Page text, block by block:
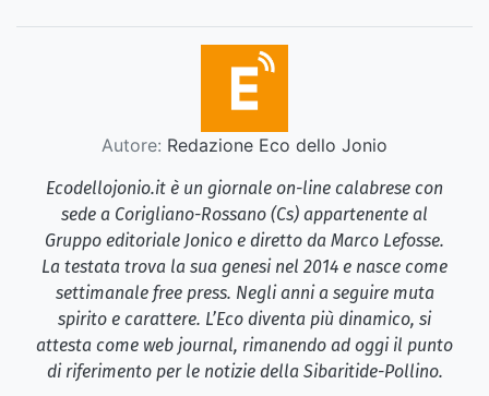
Autore: Redazione Eco dello Jonio
Ecodellojonio.it è un giornale on-line calabrese con
sede a Corigliano-Rossano (Cs) appartenente al
Gruppo editoriale Jonico e diretto da Marco Lefosse.
La testata trova la sua genesi nel 2014 e nasce come
settimanale free press. Negli anni a seguire muta
spirito e carattere. L’Eco diventa più dinamico, si
attesta come web journal, rimanendo ad oggi il punto
di riferimento per le notizie della Sibaritide-Pollino.